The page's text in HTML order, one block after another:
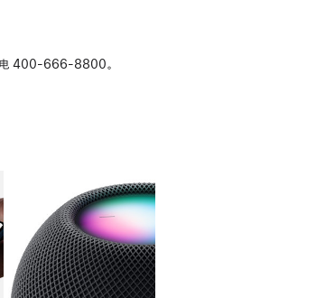
400-666-8800。
图库 图像 5